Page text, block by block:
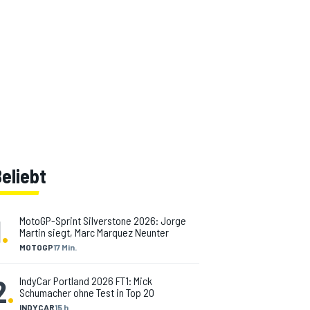
. MOTOGP17 Min.
MotoGP-Sprint Silverstone 2026: Jorge
Martin siegt, Marc Marquez Neunter
. INDYCAR15 h
IndyCar Portland 2026 FT1: Mick
Schumacher ohne Test in Top 20